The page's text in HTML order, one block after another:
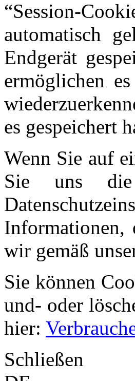
“Session-
automatisch
Endgerät
ermöglichen
es gespeichert
Wenn Sie auf
Sie uns die
Informationen,
wir gemäß
Sie können
und- oder
hier:
Schließen